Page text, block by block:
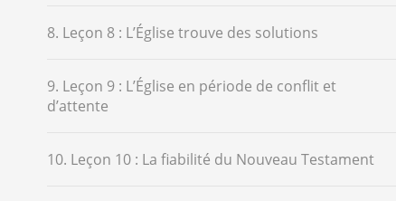
8. Leçon 8 : L’Église trouve des solutions
9. Leçon 9 : L’Église en période de conflit et
d’attente
10. Leçon 10 : La fiabilité du Nouveau Testament